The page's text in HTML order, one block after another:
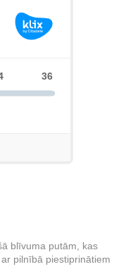
blīvuma putām, kas
pilnībā piestiprinātiem